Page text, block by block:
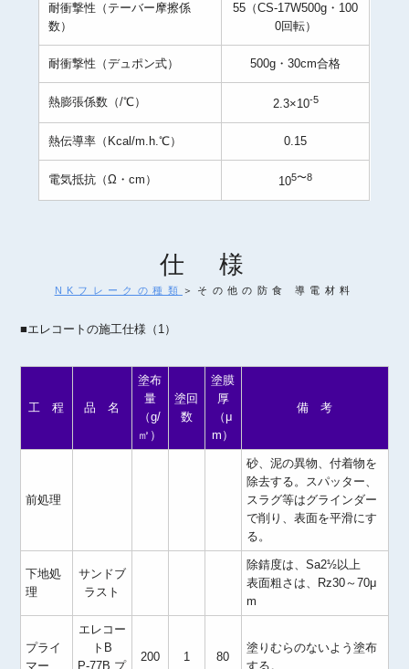
耐衝撃性（テーバー摩擦係
数）
55（CS-17W500g・100
0回転）
耐衝撃性（デュポン式） 500g・30cm合格
熱膨張係数（/℃） 2.3×10-5
熱伝導率（Kcal/m.h.℃） 0.15
電気抵抗（Ω・cm） 105〜8
仕 様
NKフレークの種類 ＞その他の防食 導電材料
■エレコートの施工仕様（1）
工 程 品 名
塗布
量
（g/
㎡）
塗回
数
塗膜
厚
（μ
m）
備 考
前処理
砂、泥の異物、付着物を
除去する。スパッター、
スラグ等はグラインダー
で削り、表面を平滑にす
る。
下地処
理
サンドブ
ラスト
除錆度は、Sa2½以上
表面粗さは、Rz30～70μ
m
プライ
マー
エレコー
トB
P-77B プ
200 1 80
塗りむらのないよう塗布
する。